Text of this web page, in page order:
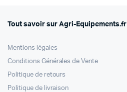
360,00 €.
899,99 €.
Tout savoir sur Agri-Equipements.fr
Mentions légales
Conditions Générales de Vente
Politique de retours
Politique de livraison